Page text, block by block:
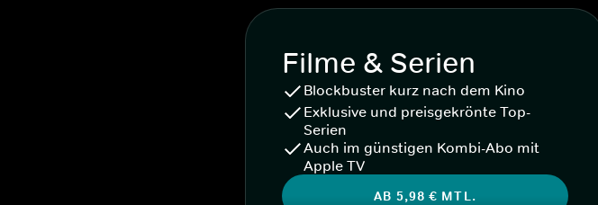
Filme & Serien
Blockbuster kurz nach dem Kino
Exklusive und preisgekrönte Top-
Serien
Auch im günstigen Kombi-Abo mit
Apple TV
AB 5,98 € MTL.